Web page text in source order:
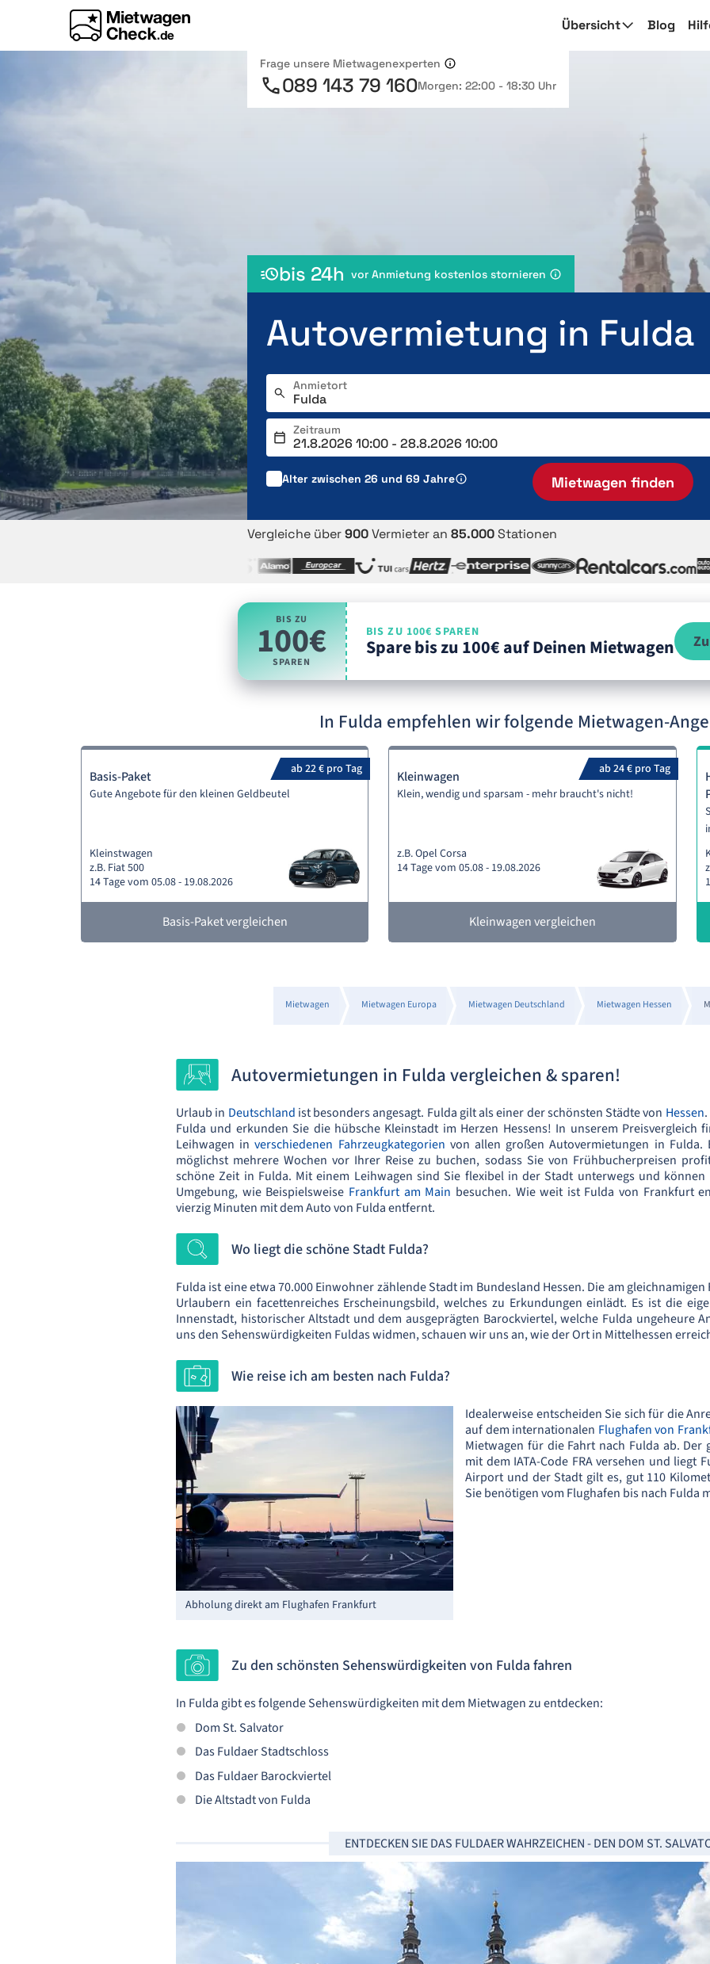
Übersicht Blog
Frage unsere Mietwagenexperten
089 143 79 160Morgen: 22:00 - 18:30 Uhr
bis 24h vor Anmietung kostenlos stornieren
Autovermietung in Fulda
Anmietort
Zeitraum
Alter zwischen 26 und 69 Jahre Mietwagen finden
Vergleiche über900Vermieter an 85.000Stationen
BIS ZU
100€
SPAREN
BIS ZU 100€ SPAREN
Spare bis zu 100€ auf Deinen Mietwagen
In Fulda empfehlen wir folgende Mietwagen-
ab 22 € pro Tag
Basis-Paket
Gute Angebote für den kleinen Geldbeutel
Kleinstwagen
z.B. Fiat 500
14 Tage vom 05.08 - 19.08.2026
Basis-Paket vergleichen
ab 24 € pro Tag
Kleinwagen
Klein, wendig und sparsam - mehr braucht's nicht!
z.B. Opel Corsa
14 Tage vom 05.08 - 19.08.2026
Kleinwagen vergleichen
Mietwagen Mietwagen Europa Mietwagen Deutschland Mietwagen Hessen
Autovermietungen in Fulda vergleichen & sparen!
Urlaub in Deutschland ist besonders angesagt. Fulda gilt als einer der schönsten Städte von Hessen
Fulda und erkunden Sie die hübsche Kleinstadt im Herzen Hessens! In unserem Preisvergleich
Leihwagen inverschiedenen Fahrzeugkategorien von allen großen Autovermietungen in
möglichst mehrere Wochen vor Ihrer Reise zu buchen, sodass Sie von Frühbucherpreisen
schöne Zeit in Fulda. Mit einem Leihwagen sind Sie flexibel in der Stadt unterwegs und
Umgebung, wie Beispielsweise Frankfurt am Main besuchen. Wie weit ist Fulda von Frankfurt
vierzig Minuten mit dem Auto von Fulda entfernt.
Wo liegt die schöne Stadt Fulda?
Fulda ist eine etwa 70.000 Einwohner zählende Stadt im Bundesland Hessen. Die am
Urlaubern ein facettenreiches Erscheinungsbild, welches zu Erkundungen einlädt. Es ist die
Innenstadt, historischer Altstadt und dem ausgeprägten Barockviertel, welche Fulda ungeheure
uns den Sehenswürdigkeiten Fuldas widmen, schauen wir uns an, wie der Ort in Mittelhessen
Wie reise ich am besten nach Fulda?
Abholung direkt am Flughafen Frankfurt
Idealerweise entscheiden Sie sich für die
auf dem internationalen Flughafen von
Mietwagen für die Fahrt nach Fulda ab.
mit dem IATA-Code FRA versehen und liegt
Airport und der Stadt gilt es, gut 110
Sie benötigen vom Flughafen bis nach Fulda
Zu den schönsten Sehenswürdigkeiten von Fulda fahren
In Fulda gibt es folgende Sehenswürdigkeiten mit dem Mietwagen zu entdecken:
Dom St. Salvator
Das Fuldaer Stadtschloss
Das Fuldaer Barockviertel
Die Altstadt von Fulda
ENTDECKEN SIE DAS FULDAER WAHRZEICHEN - DEN DOM ST.